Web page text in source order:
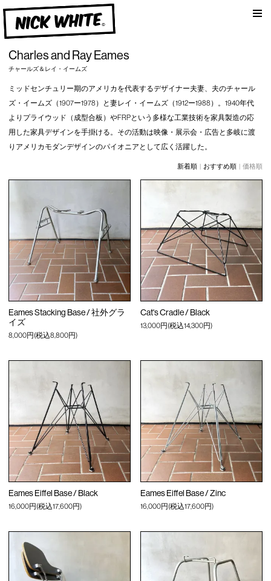
NICK WHITE
Charles and Ray Eames
チャールズ＆レイ・イームズ
ミッドセンチュリー期のアメリカを代表するデザイナー夫妻、夫のチャール
ズ・イームズ（1907ー1978）と妻レイ・イームズ（1912ー1988）。1940年代
よりプライウッド（成型合板）やFRPという多様な工業技術を家具製造の応
用した家具デザインを手掛ける。その活動は映像・展示会・広告と多岐に渡
りアメリカモダンデザインのパイオニアとして広く活躍した。
新着順| おすすめ順| 価格順
Eames Stacking Base / 社外グラ
イズ
8,000円(税込8,800円)
Cat's Cradle / Black
13,000円(税込14,300円)
Eames Eiffel Base / Black
16,000円(税込17,600円)
Eames Eiffel Base / Zinc
16,000円(税込17,600円)